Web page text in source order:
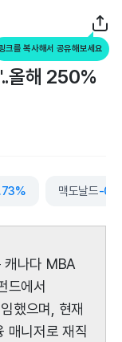
크를 복사해서 공유해보세요
올해 250%
맥도날드-
캐나다 MBA
드에서
했으며, 현재
매니저로 재직